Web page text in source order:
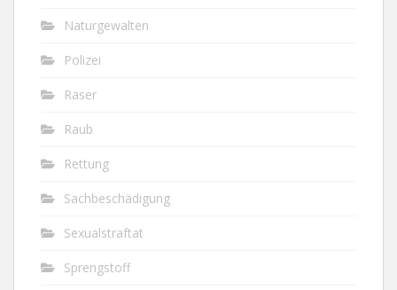
Naturgewalten
Polizei
Raser
Raub
Rettung
Sachbeschädigung
Sexualstraftat
Sprengstoff